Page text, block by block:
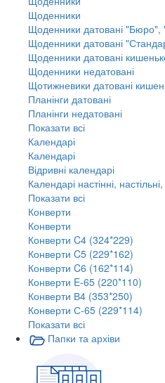
Щоденники
Щоденники датовані "Бюро",
Щоденники датовані
Щоденники датовані
Щоденники недатовані
Щотижневики датовані
Планінги датовані
Планінги недатовані
Показати всі
Календарі
Календарі
Відривні календарі
Календарі настінні,
Показати всі
Конверти
Конверти
Конверти C4 (324*229)
Конверти C5 (229*162)
Конверти C6 (162*114)
Конверти E-65 (220*110)
Конверти В4 (353*250)
Конверти С-65 (229*114)
Показати всі
Папки та архіви